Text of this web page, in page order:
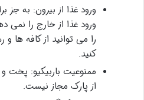
ورود غذا از بیرون: به جز
ورود غذا از خارج را نمی
را می توانید از کافه ها
کنید.
ممنوعیت باربیکیو: پخت
از پارک مجاز نیست.